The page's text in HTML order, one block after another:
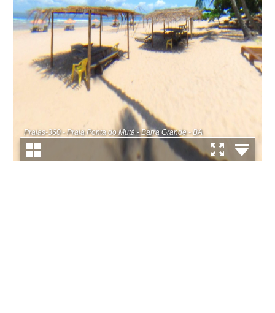
Praias-360 - Praia Ponta do Mutá - Barra Grande - BA